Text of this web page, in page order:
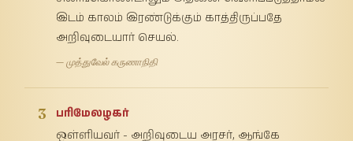
இடம் காலம் இரண்டுக்கும் காத்திருப்பதே
அறிவுடையார் செயல்.
— முத்துவேல் கருணாநிதி
3
பரிமேலழகர்
ஒள்ளியவர் - அறிவுடைய அரசர், ஆங்கே